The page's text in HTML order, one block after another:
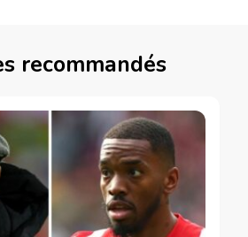
recommandés